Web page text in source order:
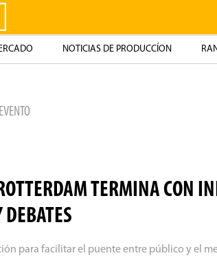
NOTICIAS DE PRODUCCÍON
TERMINA CON
DEBATES
para facilitar el puente entre público y el